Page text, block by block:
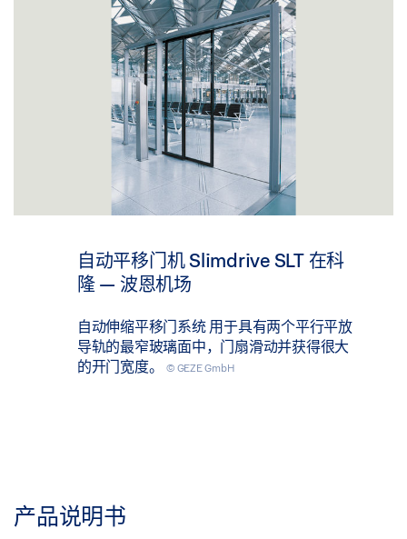
自动平移门机 Slimdrive SLT 在科
隆 — 波恩机场
自动伸缩平移门系统 用于具有两个平行平放
导轨的最窄玻璃面中，门扇滑动并获得很大
的开门宽度。© GEZE GmbH
产品说明书